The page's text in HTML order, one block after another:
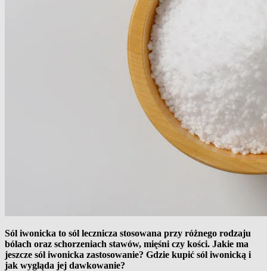
Sól iwonicka to sól lecznicza stosowana przy różnego rodzaju
bólach oraz schorzeniach stawów, mięśni czy kości. Jakie ma
jeszcze sól iwonicka zastosowanie? Gdzie kupić sól iwonicką i
jak wygląda jej dawkowanie?